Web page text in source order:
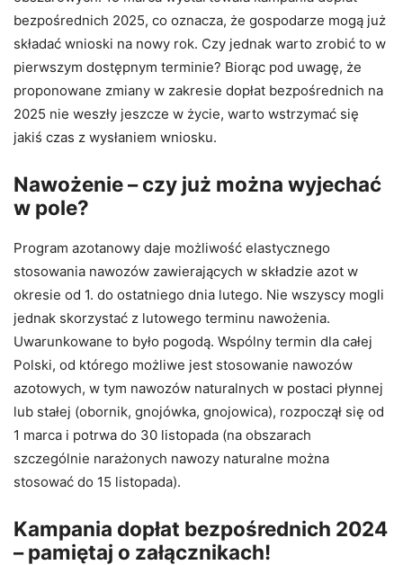
bezpośrednich 2025, co oznacza, że gospodarze mogą już
składać wnioski na nowy rok. Czy jednak warto zrobić to w
pierwszym dostępnym terminie? Biorąc pod uwagę, że
proponowane zmiany w zakresie dopłat bezpośrednich na
2025 nie weszły jeszcze w życie, warto wstrzymać się
jakiś czas z wysłaniem wniosku.
Nawożenie – czy już można wyjechać
w pole?
Program azotanowy daje możliwość elastycznego
stosowania nawozów zawierających w składzie azot w
okresie od 1. do ostatniego dnia lutego. Nie wszyscy mogli
jednak skorzystać z lutowego terminu nawożenia.
Uwarunkowane to było pogodą. Wspólny termin dla całej
Polski, od którego możliwe jest stosowanie nawozów
azotowych, w tym nawozów naturalnych w postaci płynnej
lub stałej (obornik, gnojówka, gnojowica), rozpoczął się od
1 marca i potrwa do 30 listopada (na obszarach
szczególnie narażonych nawozy naturalne można
stosować do 15 listopada).
Kampania dopłat bezpośrednich 2024
– pamiętaj o załącznikach!